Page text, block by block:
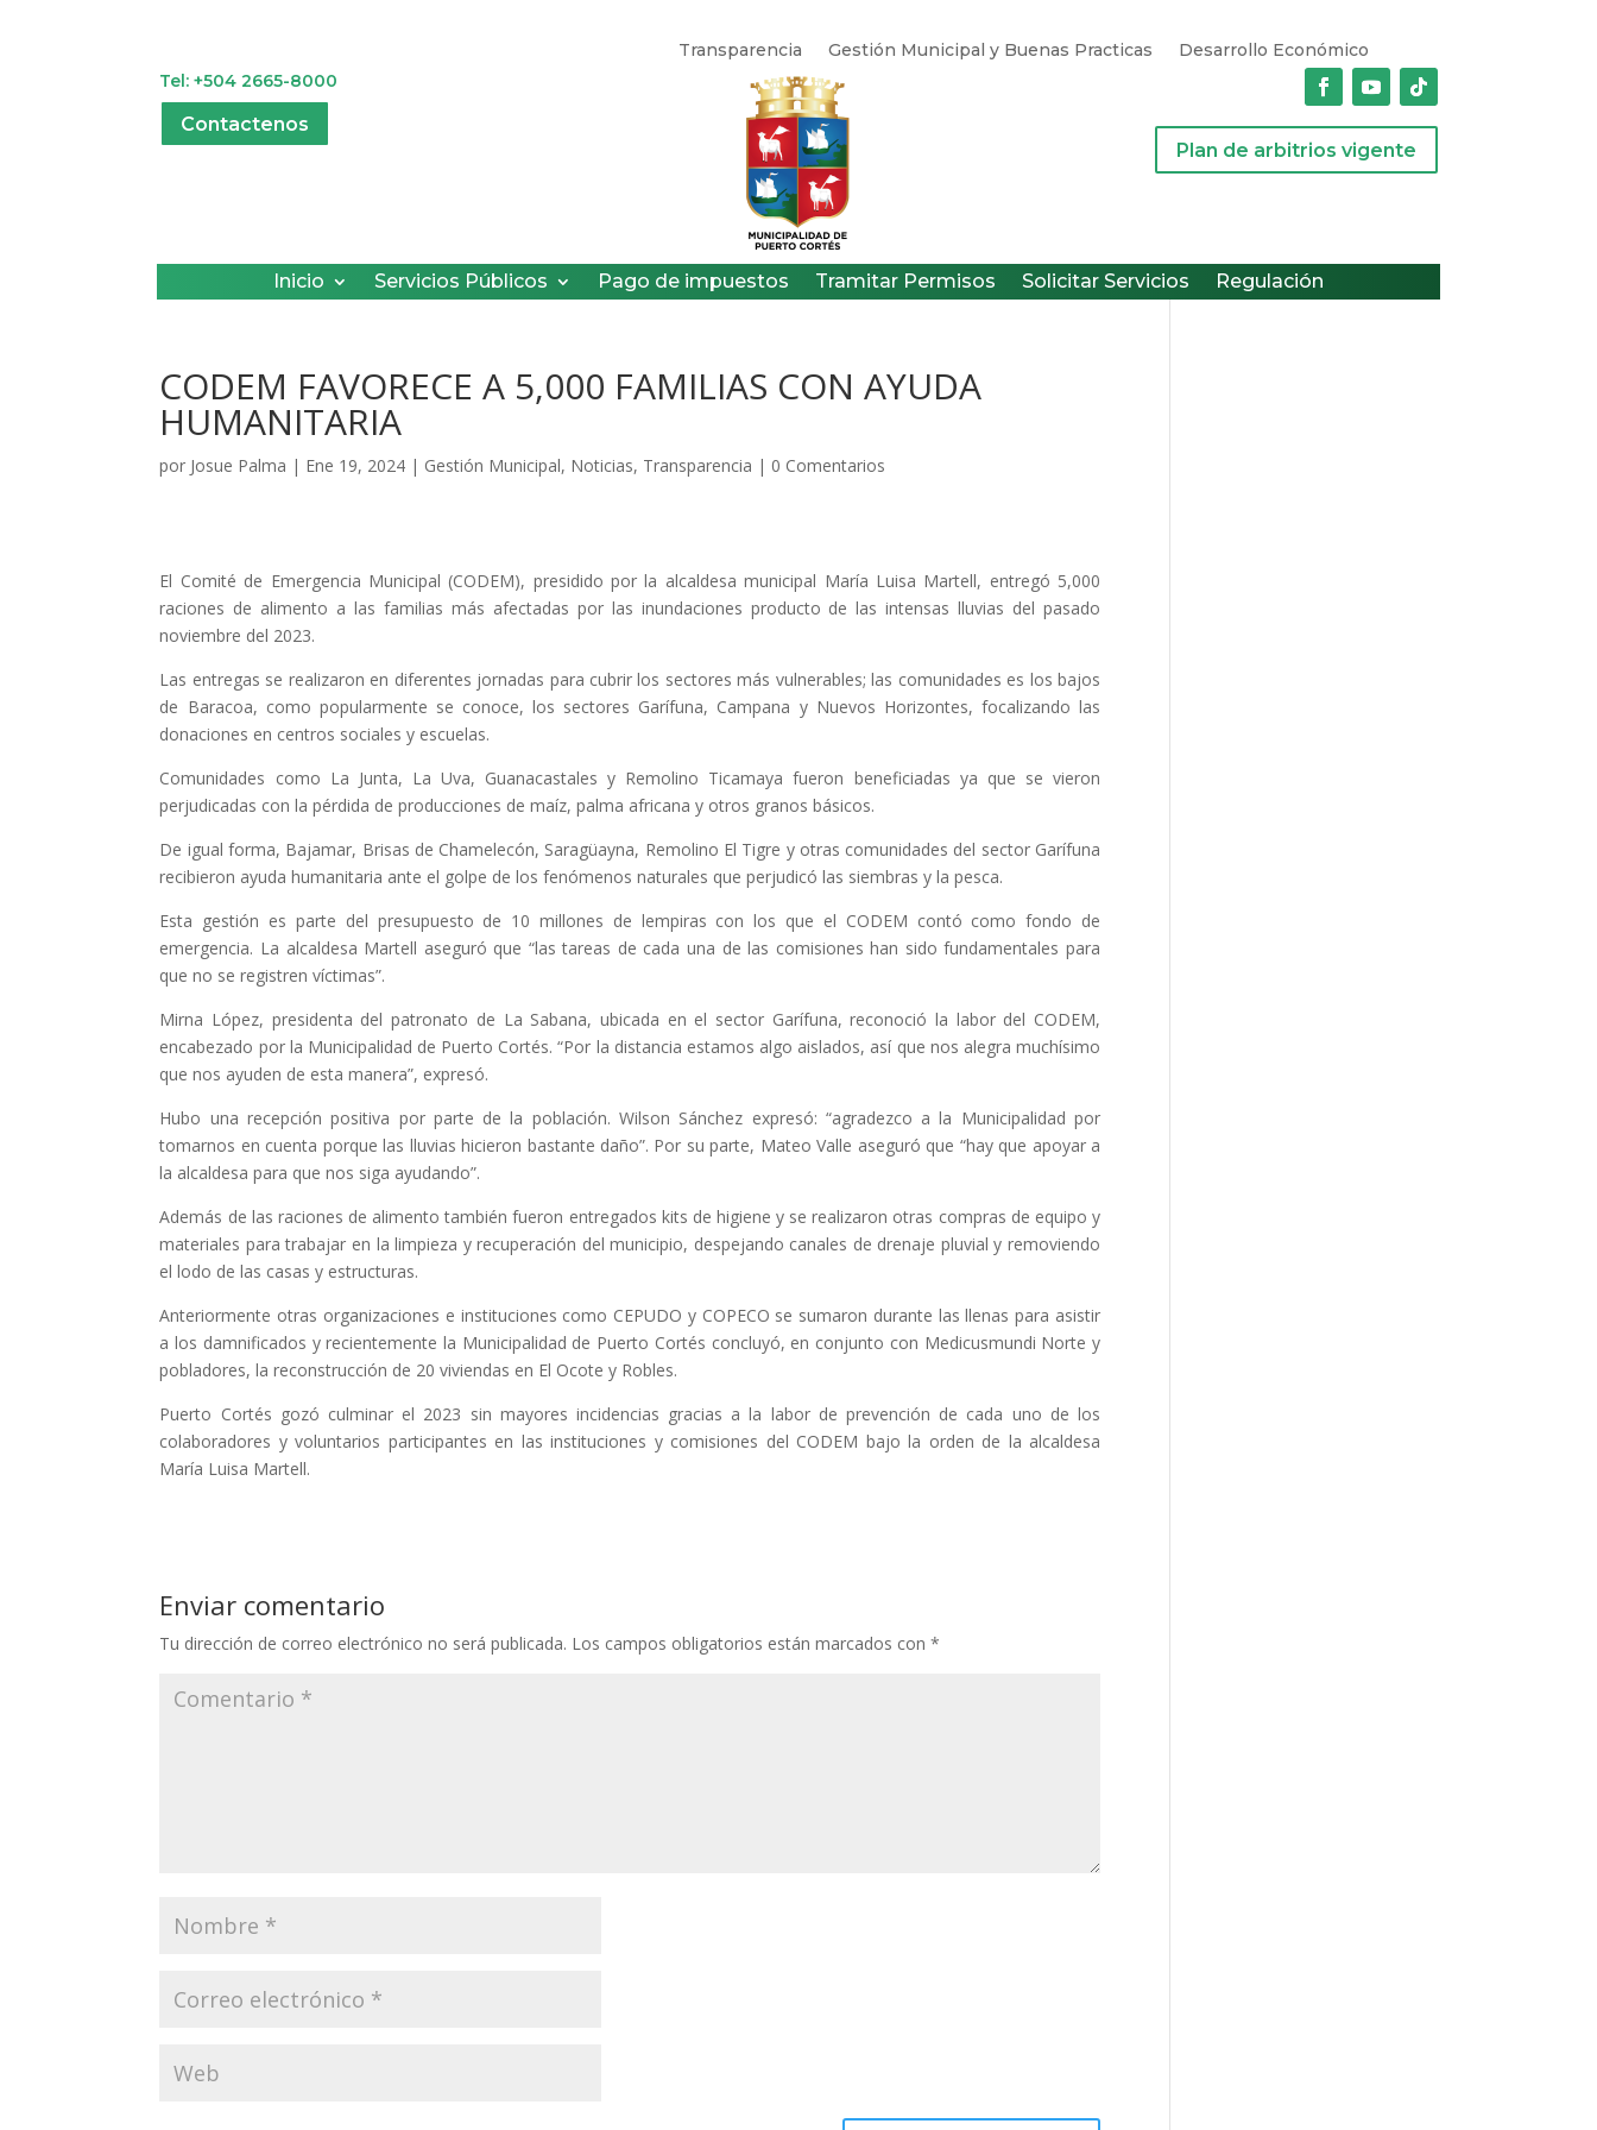
Transparencia Gestión Municipal y Buenas Practicas
Desarrollo Económico
Tel: +504 2665-8000
Contactenos
Plan de arbitrios vigente
Inicio Servicios Públicos Pago de impuestos Tramitar Permisos Solicitar Servicios Regulación
CODEM FAVORECE A 5,000 FAMILIAS CON AYUDA
HUMANITARIA
por Josue Palma | Ene 19, 2024 | Gestión Municipal, Noticias, Transparencia | 0 Comentarios
El Comité de Emergencia Municipal (CODEM), presidido por la alcaldesa municipal María Luisa Martell, entregó 5,000
raciones de alimento a las familias más afectadas por las inundaciones producto de las intensas lluvias del pasado
noviembre del 2023.
Las entregas se realizaron en diferentes jornadas para cubrir los sectores más vulnerables; las comunidades es los bajos
de Baracoa, como popularmente se conoce, los sectores Garífuna, Campana y Nuevos Horizontes, focalizando las
donaciones en centros sociales y escuelas.
Comunidades como La Junta, La Uva, Guanacastales y Remolino Ticamaya fueron beneficiadas ya que se vieron
perjudicadas con la pérdida de producciones de maíz, palma africana y otros granos básicos.
De igual forma, Bajamar, Brisas de Chamelecón, Saragüayna, Remolino El Tigre y otras comunidades del sector Garífuna
recibieron ayuda humanitaria ante el golpe de los fenómenos naturales que perjudicó las siembras y la pesca.
Esta gestión es parte del presupuesto de 10 millones de lempiras con los que el CODEM contó como fondo de
emergencia. La alcaldesa Martell aseguró que “las tareas de cada una de las comisiones han sido fundamentales para
que no se registren víctimas”.
Mirna López, presidenta del patronato de La Sabana, ubicada en el sector Garífuna, reconoció la labor del CODEM,
encabezado por la Municipalidad de Puerto Cortés. “Por la distancia estamos algo aislados, así que nos alegra muchísimo
que nos ayuden de esta manera”, expresó.
Hubo una recepción positiva por parte de la población. Wilson Sánchez expresó: “agradezco a la Municipalidad por
tomarnos en cuenta porque las lluvias hicieron bastante daño”. Por su parte, Mateo Valle aseguró que “hay que apoyar a
la alcaldesa para que nos siga ayudando”.
Además de las raciones de alimento también fueron entregados kits de higiene y se realizaron otras compras de equipo y
materiales para trabajar en la limpieza y recuperación del municipio, despejando canales de drenaje pluvial y removiendo
el lodo de las casas y estructuras.
Anteriormente otras organizaciones e instituciones como CEPUDO y COPECO se sumaron durante las llenas para asistir
a los damnificados y recientemente la Municipalidad de Puerto Cortés concluyó, en conjunto con Medicusmundi Norte y
pobladores, la reconstrucción de 20 viviendas en El Ocote y Robles.
Puerto Cortés gozó culminar el 2023 sin mayores incidencias gracias a la labor de prevención de cada uno de los
colaboradores y voluntarios participantes en las instituciones y comisiones del CODEM bajo la orden de la alcaldesa
María Luisa Martell.
Enviar comentario
Tu dirección de correo electrónico no será publicada. Los campos obligatorios están marcados con*